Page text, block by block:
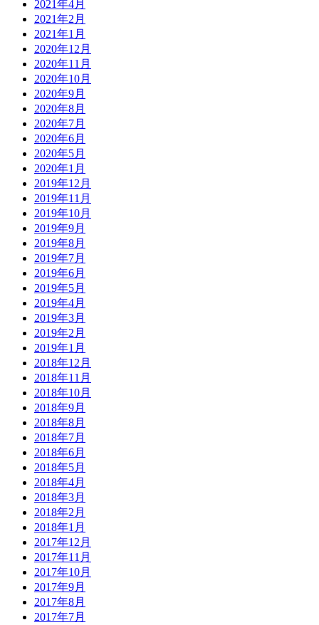
2021年4月
2021年2月
2021年1月
2020年12月
2020年11月
2020年10月
2020年9月
2020年8月
2020年7月
2020年6月
2020年5月
2020年1月
2019年12月
2019年11月
2019年10月
2019年9月
2019年8月
2019年7月
2019年6月
2019年5月
2019年4月
2019年3月
2019年2月
2019年1月
2018年12月
2018年11月
2018年10月
2018年9月
2018年8月
2018年7月
2018年6月
2018年5月
2018年4月
2018年3月
2018年2月
2018年1月
2017年12月
2017年11月
2017年10月
2017年9月
2017年8月
2017年7月